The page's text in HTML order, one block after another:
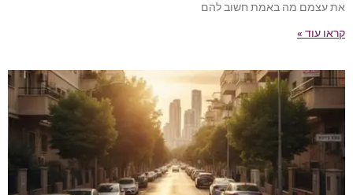
את עצמם מה באמת חשוב להם
קראו עוד »